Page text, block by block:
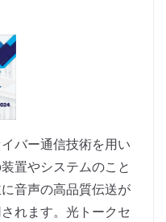
バー通信技術を用い
置やシステムのこと
音声の高品質伝送が
れます。光トークセ